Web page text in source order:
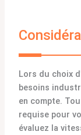
Lors du choix
besoins
en compte.
requise pour
évaluez la